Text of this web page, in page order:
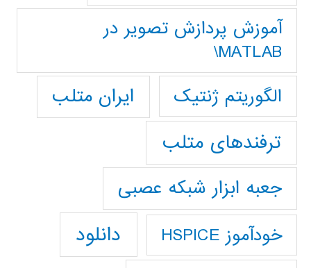
آموزش پردازش تصوير در
MATLAB\
الگوریتم ژنتیک
ایران متلب
ترفندهای متلب
جعبه ابزار شبکه عصبی
خودآموز HSPICE دانلود